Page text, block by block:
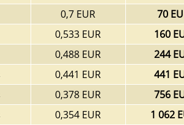
0,7 EUR
70
0,533 EUR
160
0,488 EUR
244
0,441 EUR
441
0,378 EUR
756
0,354 EUR
1 062